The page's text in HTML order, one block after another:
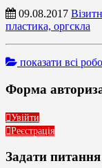
09.08.2017
пластика, оргскла
показати всі
Форма
Увійти
Реєстрація
Задати